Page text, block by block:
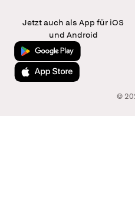
Jetzt auch als App für iOS
und Android
Jetzt bei Google Play
Laden im App Store
©